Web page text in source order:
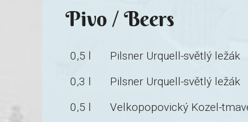
Pivo / Beers
0,5 l Pilsner Urquell-světlý ležák
0,3 l
Pilsner Urquell-světlý ležák
0,5 l
Velkopopovický Kozel-